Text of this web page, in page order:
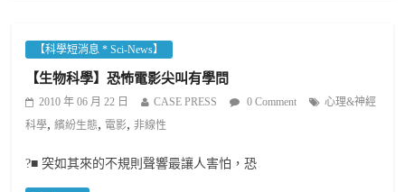
【科學短消息 * Sci-News】
【生物科學】恐怖電影尖叫有學問
2010 年 06 月 22 日 CASE PRESS 0 Comment
心理&神經
科學,繽紛生態, 電影,非線性
?■ 突如其來的不規則聲響最讓人害怕，恐